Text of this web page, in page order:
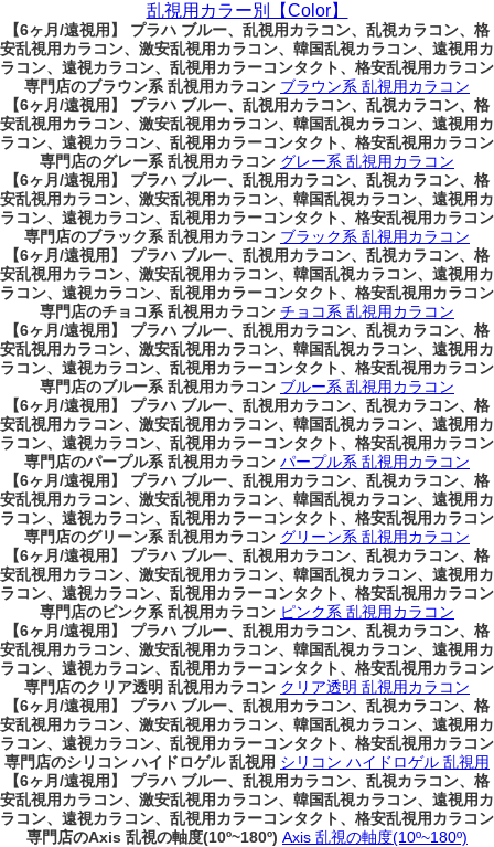
乱視用カラー別【Color】
【6ヶ月/遠視用】 プラハ ブルー、乱視用カラコン、乱視カラコン、格
安乱視用カラコン、激安乱視用カラコン、韓国乱視カラコン、遠視用カ
ラコン、遠視カラコン、乱視用カラーコンタクト、格安乱視用カラコン
専門店のブラウン系 乱視用カラコン ブラウン系 乱視用カラコン
【6ヶ月/遠視用】 プラハ ブルー、乱視用カラコン、乱視カラコン、格
安乱視用カラコン、激安乱視用カラコン、韓国乱視カラコン、遠視用カ
ラコン、遠視カラコン、乱視用カラーコンタクト、格安乱視用カラコン
専門店のグレー系 乱視用カラコン グレー系 乱視用カラコン
【6ヶ月/遠視用】 プラハ ブルー、乱視用カラコン、乱視カラコン、格
安乱視用カラコン、激安乱視用カラコン、韓国乱視カラコン、遠視用カ
ラコン、遠視カラコン、乱視用カラーコンタクト、格安乱視用カラコン
専門店のブラック系 乱視用カラコン ブラック系 乱視用カラコン
【6ヶ月/遠視用】 プラハ ブルー、乱視用カラコン、乱視カラコン、格
安乱視用カラコン、激安乱視用カラコン、韓国乱視カラコン、遠視用カ
ラコン、遠視カラコン、乱視用カラーコンタクト、格安乱視用カラコン
専門店のチョコ系 乱視用カラコン チョコ系 乱視用カラコン
【6ヶ月/遠視用】 プラハ ブルー、乱視用カラコン、乱視カラコン、格
安乱視用カラコン、激安乱視用カラコン、韓国乱視カラコン、遠視用カ
ラコン、遠視カラコン、乱視用カラーコンタクト、格安乱視用カラコン
専門店のブルー系 乱視用カラコン ブルー系 乱視用カラコン
【6ヶ月/遠視用】 プラハ ブルー、乱視用カラコン、乱視カラコン、格
安乱視用カラコン、激安乱視用カラコン、韓国乱視カラコン、遠視用カ
ラコン、遠視カラコン、乱視用カラーコンタクト、格安乱視用カラコン
専門店のパープル系 乱視用カラコン パープル系 乱視用カラコン
【6ヶ月/遠視用】 プラハ ブルー、乱視用カラコン、乱視カラコン、格
安乱視用カラコン、激安乱視用カラコン、韓国乱視カラコン、遠視用カ
ラコン、遠視カラコン、乱視用カラーコンタクト、格安乱視用カラコン
専門店のグリーン系 乱視用カラコン グリーン系 乱視用カラコン
【6ヶ月/遠視用】 プラハ ブルー、乱視用カラコン、乱視カラコン、格
安乱視用カラコン、激安乱視用カラコン、韓国乱視カラコン、遠視用カ
ラコン、遠視カラコン、乱視用カラーコンタクト、格安乱視用カラコン
専門店のピンク系 乱視用カラコン ピンク系 乱視用カラコン
【6ヶ月/遠視用】 プラハ ブルー、乱視用カラコン、乱視カラコン、格
安乱視用カラコン、激安乱視用カラコン、韓国乱視カラコン、遠視用カ
ラコン、遠視カラコン、乱視用カラーコンタクト、格安乱視用カラコン
専門店のクリア透明 乱視用カラコン クリア透明 乱視用カラコン
【6ヶ月/遠視用】 プラハ ブルー、乱視用カラコン、乱視カラコン、格
安乱視用カラコン、激安乱視用カラコン、韓国乱視カラコン、遠視用カ
ラコン、遠視カラコン、乱視用カラーコンタクト、格安乱視用カラコン
専門店のシリコン ハイドロゲル 乱視用 シリコン ハイドロゲル 乱視用
【6ヶ月/遠視用】 プラハ ブルー、乱視用カラコン、乱視カラコン、格
安乱視用カラコン、激安乱視用カラコン、韓国乱視カラコン、遠視用カ
ラコン、遠視カラコン、乱視用カラーコンタクト、格安乱視用カラコン
専門店のAxis 乱視の軸度(10º~180º) Axis 乱視の軸度(10º~180º)